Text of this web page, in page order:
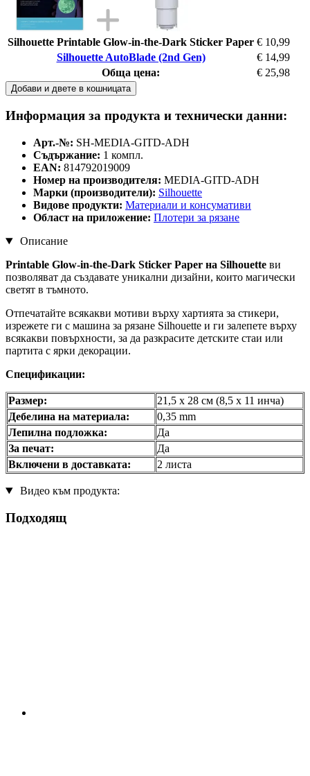
Silhouette Printable Glow-in-the-Dark Sticker Paper € 10,99
Silhouette AutoBlade (2nd Gen)
€ 14,99
Обща цена:
€ 25,98
Добави и двете в кошницата
Информация за продукта и технически данни:
Арт.-№: SH-MEDIA-GITD-ADH
Съдържание: 1 компл.
EAN: 814792019009
Номер на производителя: MEDIA-GITD-ADH
Марки (производители): Silhouette
Видове продукти: Материали и консумативи
Област на приложение: Плотери за рязане
Описание
Printable Glow-in-the-Dark Sticker Paper на Silhouette ви
позволяват да създавате уникални дизайни, които магически
светят в тъмното.
Отпечатайте всякакви мотиви върху хартията за стикери,
изрежете ги с машина за рязане Silhouette и ги залепете върху
всякакви повърхности, за да разкрасите детските стаи или
партита с ярки декорации.
Спецификации:
Размер:
21,5 x 28 см (8,5 x 11 инча)
Дебелина на материала:
0,35 mm
Лепилна подложка:
Да
За печат:
Да
Включени в доставката:
2 листа
Видео към продукта:
Подходящ